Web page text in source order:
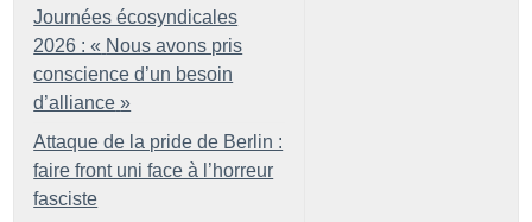
Journées écosyndicales
2026 : « Nous avons pris
conscience d’un besoin
d’alliance »
Attaque de la pride de Berlin :
faire front uni face à l’horreur
fasciste